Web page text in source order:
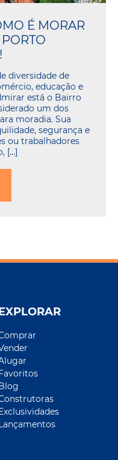
É MORAR
diversidade de
educação e
está o Bairro
um dos
moradia. Sua
segurança e
ou trabalhadores
[…]
Favoritos
Blog
Exclusividades
Lançamentos